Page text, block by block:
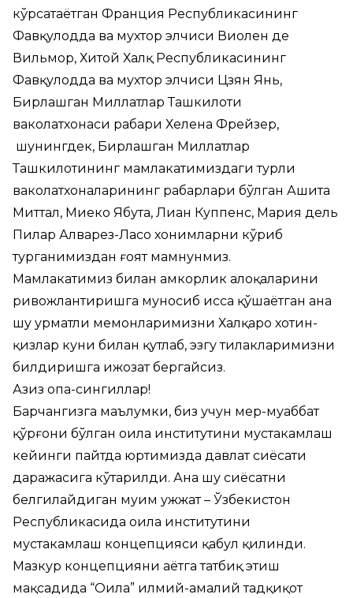
кўрсатаётган Франция Республикасининг
Фавқулодда ва мухтор элчиси Виолен де
Вильмор, Хитой Халқ Республикасининг
Фавқулодда ва мухтор элчиси Цзян Янь,
Бирлашган Миллатлар Ташкилоти
ваколатхонаси раҳбари Хелена Фрейзер,
шунингдек, Бирлашган Миллатлар
Ташкилотининг мамлакатимиздаги турли
ваколатхоналарининг раҳбарлари бўлган Ашита
Миттал, Миеко Ябута, Лиан Куппенс, Мария дель
Пилар Алварез-Ласо хонимларни кўриб
турганимиздан ғоят мамнунмиз.
Мамлакатимиз билан ҳамкорлик алоқаларини
ривожлантиришга муносиб ҳисса қўшаётган ана
шу ҳурматли меҳмонларимизни Халқаро хотин-
қизлар куни билан қутлаб, эзгу тилакларимизни
билдиришга ижозат бергайсиз.
Азиз опа-сингиллар!
Барчангизга маълумки, биз учун меҳр-муҳаббат
қўрғони бўлган оила институтини мустаҳкамлаш
кейинги пайтда юртимизда давлат сиёсати
даражасига кўтарилди. Ана шу сиёсатни
белгилайдиган муҳим ҳужжат – Ўзбекистон
Республикасида оила институтини
мустаҳкамлаш концепцияси қабул қилинди.
Мазкур концепцияни ҳаётга татбиқ этиш
мақсадида “Оила” илмий-амалий тадқиқот